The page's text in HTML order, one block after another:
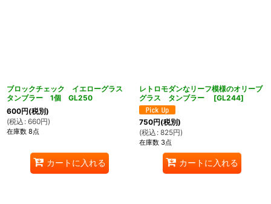
ブロックチェック イエローグラス
タンブラー 1個 GL250
600円(税別)
(税込 : 660円)
在庫数 8点
カートに入れる
レトロモダンなリーフ模様のオリーブ
グラス タンブラー
[GL244]
750円(税別)
(税込 : 825円)
在庫数 3点
カートに入れる